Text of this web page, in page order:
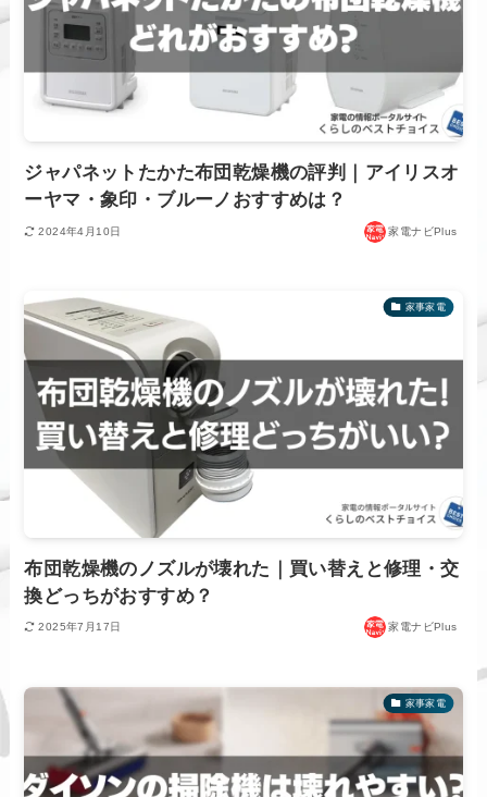
ジャパネットたかた布団乾燥機の評判｜アイリスオ
ーヤマ・象印・ブルーノおすすめは？
2024年4月10日 家電ナビPlus
家事家電
布団乾燥機のノズルが壊れた｜買い替えと修理・交
換どっちがおすすめ？
2025年7月17日 家電ナビPlus
家事家電